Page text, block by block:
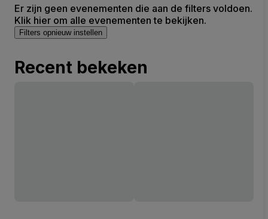
Er zijn geen evenementen die aan de filters voldoen.
Klik hier om alle evenementen te bekijken.
Filters opnieuw instellen
Recent bekeken